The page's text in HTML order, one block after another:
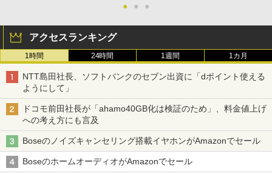
● ● ●
アクセスランキング
1時間 24時間 1週間 1カ月
NTT島田社長、ソフトバンクのセブン出資に「dポイント使える
ようにして」
ドコモ前田社長が「ahamo40GB化は検証のため」、料金値上げ
への考え方にも言及
Boseのノイズキャンセリング搭載イヤホンがAmazonでセール
BoseのホームオーディオがAmazonでセール